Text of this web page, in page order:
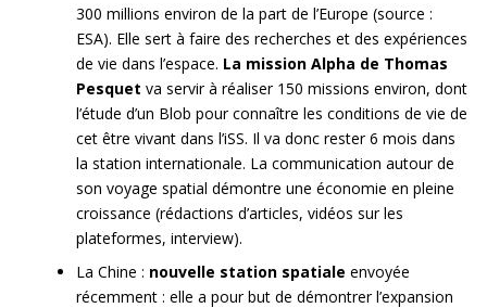
300 millions environ de la part de l’Europe (source :
ESA). Elle sert à faire des recherches et des expériences
de vie dans l’espace. La mission Alpha de Thomas
Pesquet va servir à réaliser 150 missions environ, dont
l’étude d’un Blob pour connaître les conditions de vie de
cet être vivant dans l’iSS. Il va donc rester 6 mois dans
la station internationale. La communication autour de
son voyage spatial démontre une économie en pleine
croissance (rédactions d’articles, vidéos sur les
plateformes, interview).
La Chine : nouvelle station spatiale envoyée
récemment : elle a pour but de démontrer l’expansion